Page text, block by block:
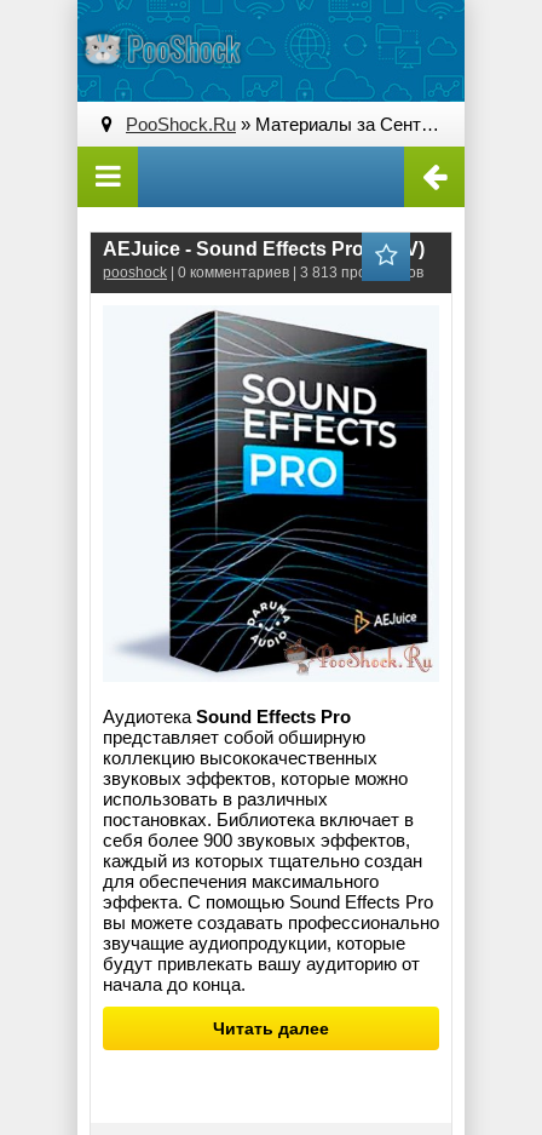
PooShock.Ru » Материалы за Сентябрь 2023 года
AEJuice - Sound Effects Pro (WAV)
pooshock | 0 комментариев | 3 813 просмотров
Аудиотека Sound Effects Pro
представляет собой обширную
коллекцию высококачественных
звуковых эффектов, которые можно
использовать в различных
постановках. Библиотека включает в
себя более 900 звуковых эффектов,
каждый из которых тщательно создан
для обеспечения максимального
эффекта. С помощью Sound Effects Pro
вы можете создавать профессионально
звучащие аудиопродукции, которые
будут привлекать вашу аудиторию от
начала до конца.
Читать далее